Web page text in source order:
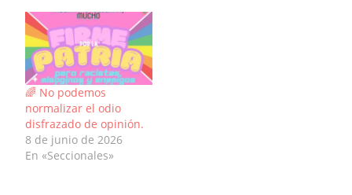
🌈 No podemos
normalizar el odio
disfrazado de opinión.
8 de junio de 2026
En «Seccionales»